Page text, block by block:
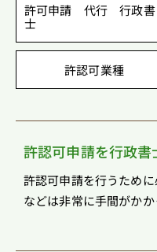
許可申請 代行 行政書
士
許認可業種
許認可申請を行政
許認可申請を行うため
などは非常に手間がか